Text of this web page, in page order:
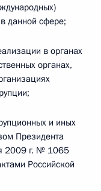
данной сфере;
в органах
органах,
и иных
Президента
2009 г. № 1065
Российской